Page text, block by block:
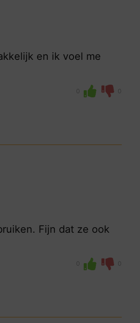
en ik voel me
0 0
Fijn dat ze ook
0 0